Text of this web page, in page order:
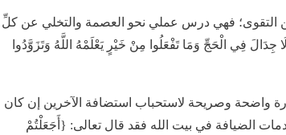
من التقوى؛ فهي درس عملي نحو العصمة والتخلي عن كلِّ
فِي الْحَجِّ وَمَا تَفْعَلُوا مِنْ خَيْرٍ يَعْلَمْهُ اللَّهُ وَتَزَوَّدُوا
واضحة وصريحة لاستحباب استضافة الآخرين إن كان
الضيافة في بيت الله فقد قال تعالى: {أَجَعَلْتُمْ